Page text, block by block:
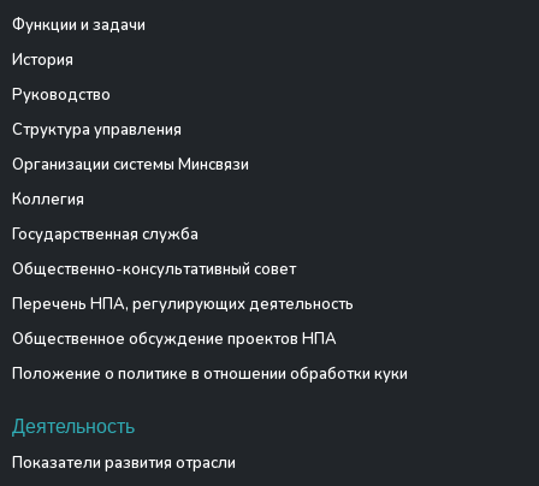
Функции и задачи
История
Руководство
Структура управления
Организации системы Минсвязи
Коллегия
Государственная служба
Общественно-консультативный совет
Перечень НПА, регулирующих деятельность
Общественное обсуждение проектов НПА
Положение о политике в отношении обработки куки
Деятельность
Показатели развития отрасли